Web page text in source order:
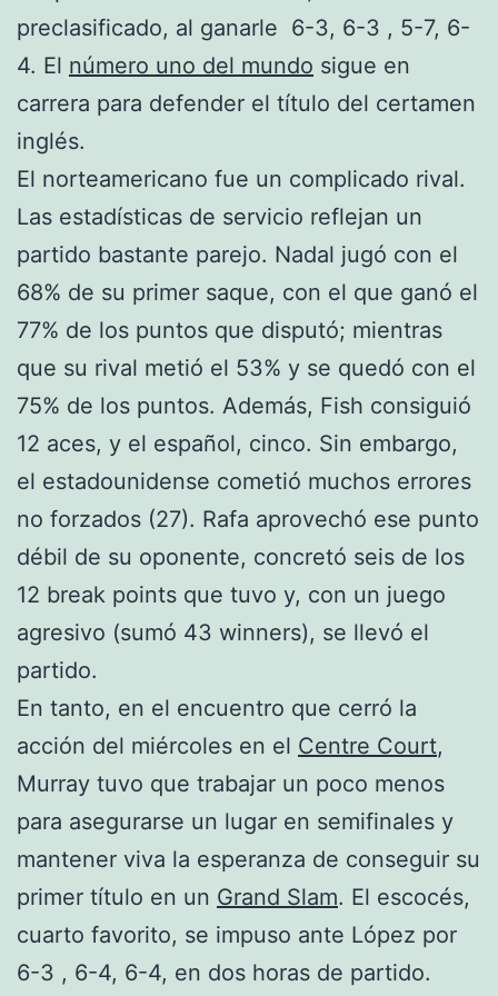
preclasificado, al ganarle 6-3, 6-3 , 5-7, 6-
4. El número uno del mundo sigue en
carrera para defender el título del certamen
inglés.
El norteamericano fue un complicado rival.
Las estadísticas de servicio reflejan un
partido bastante parejo. Nadal jugó con el
68% de su primer saque, con el que ganó el
77% de los puntos que disputó; mientras
que su rival metió el 53% y se quedó con el
75% de los puntos. Además, Fish consiguió
12 aces, y el español, cinco. Sin embargo,
el estadounidense cometió muchos errores
no forzados (27). Rafa aprovechó ese punto
débil de su oponente, concretó seis de los
12 break points que tuvo y, con un juego
agresivo (sumó 43 winners), se llevó el
partido.
En tanto, en el encuentro que cerró la
acción del miércoles en el Centre Court,
Murray tuvo que trabajar un poco menos
para asegurarse un lugar en semifinales y
mantener viva la esperanza de conseguir su
primer título en un Grand Slam. El escocés,
cuarto favorito, se impuso ante López por
6-3 , 6-4, 6-4, en dos horas de partido.